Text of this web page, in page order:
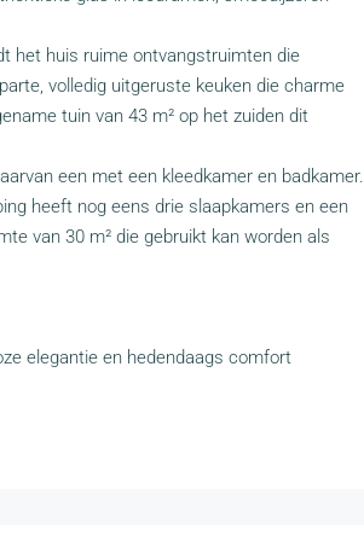
het huis ruime ontvangstruimten die
volledig uitgeruste keuken die charme
tuin van 43 m² op het zuiden dit
een met een kleedkamer en badkamer.
heeft nog eens drie slaapkamers en een
van 30 m² die gebruikt kan worden als
elegantie en hedendaags comfort